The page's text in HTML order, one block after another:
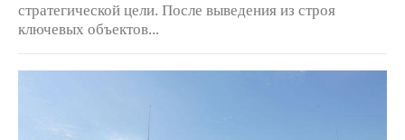
стратегической цели. После выведения из строя
ключевых объектов...